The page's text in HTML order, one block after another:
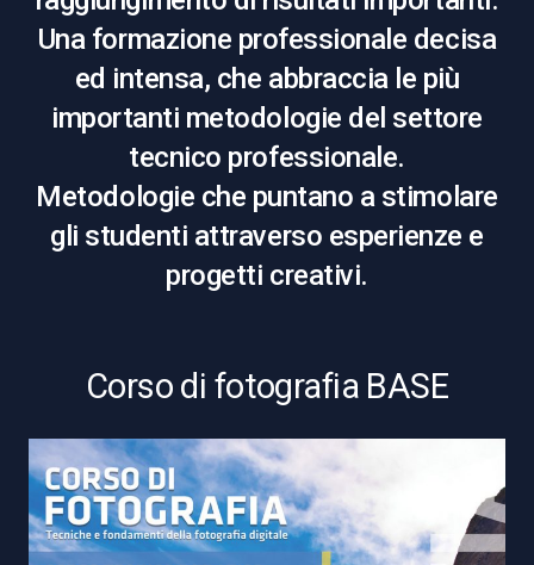
Una formazione professionale decisa
ed intensa, che abbraccia le più
importanti metodologie del settore
tecnico professionale.
Metodologie che puntano a stimolare
gli studenti attraverso esperienze e
progetti creativi.
Corso di fotografia BASE